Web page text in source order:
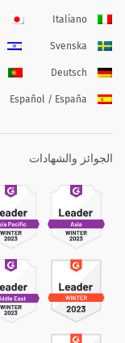
Italiano
Svenska
Deutsch
Español / España
الجوائز والشهادات